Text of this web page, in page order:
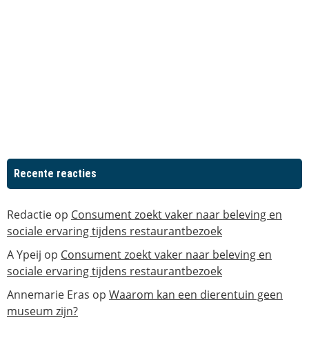
Recente reacties
Redactie op Consument zoekt vaker naar beleving en
sociale ervaring tijdens restaurantbezoek
A Ypeij op Consument zoekt vaker naar beleving en
sociale ervaring tijdens restaurantbezoek
Annemarie Eras op Waarom kan een dierentuin geen
museum zijn?